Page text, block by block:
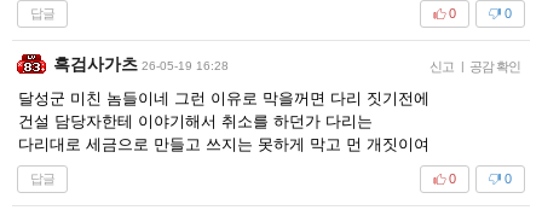
답글 0
0
흑검사가츠 26-05-19 16:28 신고 | 공감 확인
달성군 미친 놈들이네 그런 이유로 막을꺼면 다리 짓기전에
건설 담당자한테 이야기해서 취소를 하던가 다리는
다리대로 세금으로 만들고 쓰지는 못하게 막고 먼 개짓이여
답글 0
0